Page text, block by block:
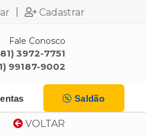
Cadastrar
Fale Conosco
3972-7751
99187-9002
Saldão
VOLTAR